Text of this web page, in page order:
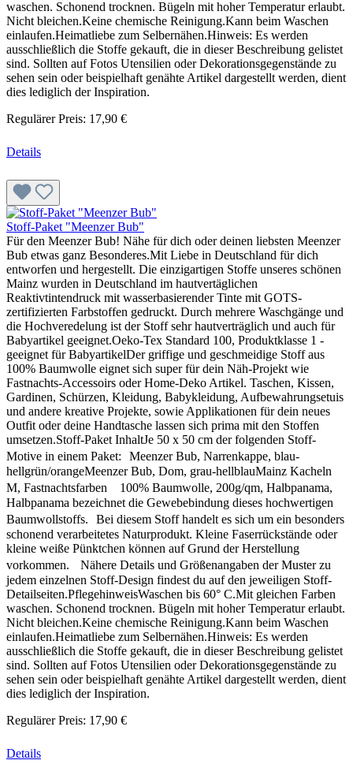
waschen. Schonend trocknen. Bügeln mit hoher Temperatur erlaubt.
Nicht bleichen.Keine chemische Reinigung.Kann beim Waschen
einlaufen.Heimatliebe zum Selbernähen.Hinweis: Es werden
ausschließlich die Stoffe gekauft, die in dieser Beschreibung gelistet
sind. Sollten auf Fotos Utensilien oder Dekorationsgegenstände zu
sehen sein oder beispielhaft genähte Artikel dargestellt werden, dient
dies lediglich der Inspiration.
Regulärer Preis: 17,90 €
Details
Stoff-Paket "Meenzer Bub"
Für den Meenzer Bub! Nähe für dich oder deinen liebsten Meenzer
Bub etwas ganz Besonderes.Mit Liebe in Deutschland für dich
entworfen und hergestellt. Die einzigartigen Stoffe unseres schönen
Mainz wurden in Deutschland im hautvertäglichen
Reaktivtintendruck mit wasserbasierender Tinte mit GOTS-
zertifizierten Farbstoffen gedruckt. Durch mehrere Waschgänge und
die Hochveredelung ist der Stoff sehr hautverträglich und auch für
Babyartikel geeignet.Oeko-Tex Standard 100, Produktklasse 1 -
geeignet für BabyartikelDer griffige und geschmeidige Stoff aus
100% Baumwolle eignet sich super für dein Näh-Projekt wie
Fastnachts-Accessoirs oder Home-Deko Artikel. Taschen, Kissen,
Gardinen, Schürzen, Kleidung, Babykleidung, Aufbewahrungsetuis
und andere kreative Projekte, sowie Applikationen für dein neues
Outfit oder deine Handtasche lassen sich prima mit den Stoffen
umsetzen.Stoff-Paket InhaltJe 50 x 50 cm der folgenden Stoff-
Motive in einem Paket: Meenzer Bub, Narrenkappe, blau-
hellgrün/orangeMeenzer Bub, Dom, grau-hellblauMainz Kacheln
M, Fastnachtsfarben 100% Baumwolle, 200g/qm, Halbpanama,
Halbpanama bezeichnet die Gewebebindung dieses hochwertigen
Baumwollstoffs. Bei diesem Stoff handelt es sich um ein besonders
schonend verarbeitetes Naturprodukt. Kleine Faserrückstände oder
kleine weiße Pünktchen können auf Grund der Herstellung
vorkommen. Nähere Details und Größenangaben der Muster zu
jedem einzelnen Stoff-Design findest du auf den jeweiligen Stoff-
Detailseiten.PflegehinweisWaschen bis 60° C.Mit gleichen Farben
waschen. Schonend trocknen. Bügeln mit hoher Temperatur erlaubt.
Nicht bleichen.Keine chemische Reinigung.Kann beim Waschen
einlaufen.Heimatliebe zum Selbernähen.Hinweis: Es werden
ausschließlich die Stoffe gekauft, die in dieser Beschreibung gelistet
sind. Sollten auf Fotos Utensilien oder Dekorationsgegenstände zu
sehen sein oder beispielhaft genähte Artikel dargestellt werden, dient
dies lediglich der Inspiration.
Regulärer Preis: 17,90 €
Details